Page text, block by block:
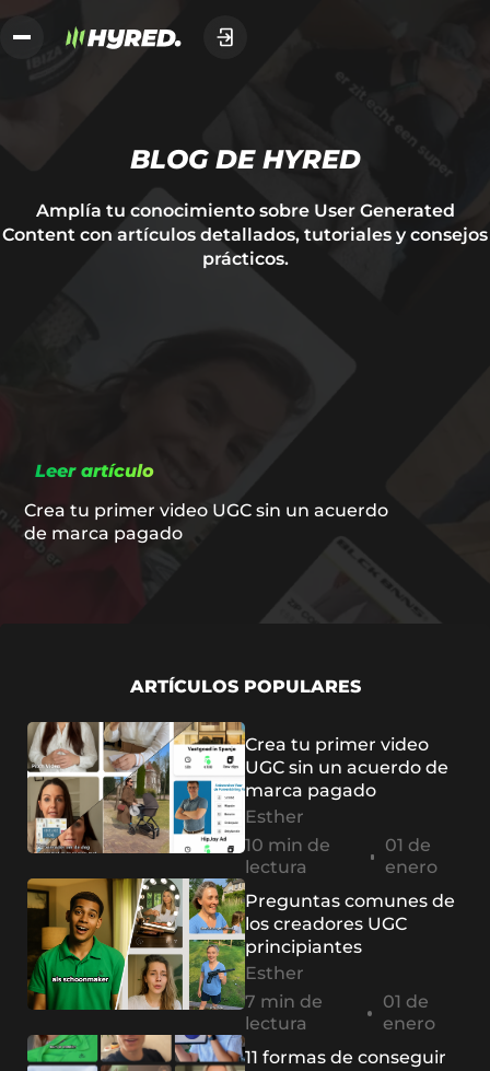
BLOG DE HYRED
Amplía tu conocimiento sobre User Generated
Content con artículos detallados, tutoriales y consejos
prácticos.
Leer artículo
Crea tu primer video UGC sin un acuerdo
de marca pagado
ARTÍCULOS POPULARES
Crea tu primer video
UGC sin un acuerdo de
marca pagado
Esther
10 min de
lectura
01 de
enero
Preguntas comunes de
los creadores UGC
principiantes
Esther
7 min de
lectura
01 de
enero
11 formas de conseguir